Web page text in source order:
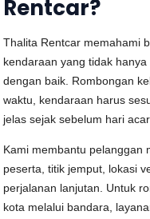
Rentcar?
Thalita Rentcar memahami
kendaraan yang tidak
dengan baik. Rombongan
waktu, kendaraan harus
jelas sejak sebelum hari
Kami membantu pelanggan
peserta, titik jemput, lokasi
perjalanan lanjutan. Untuk
kota melalui bandara,